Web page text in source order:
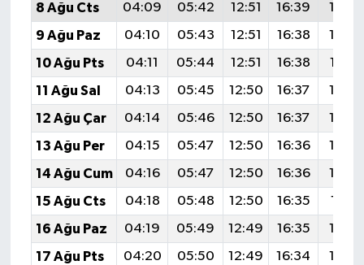
8 Ağu Cts
04:09 05:42 12:51 16:39
19:49
9 Ağu Paz
04:10 05:43 12:51 16:38
19:48
10 Ağu Pts
04:11 05:44 12:51 16:38
19:47
11 Ağu Sal
04:13 05:45 12:50 16:37
19:46
12 Ağu Çar
04:14 05:46 12:50 16:37
19:45
13 Ağu Per
04:15 05:47 12:50 16:36
19:44
14 Ağu Cum
04:16 05:47 12:50 16:36
19:42
15 Ağu Cts
04:18 05:48 12:50 16:35
19:41
16 Ağu Paz
04:19 05:49 12:49 16:35
19:40
17 Ağu Pts
04:20 05:50 12:49 16:34
19:39